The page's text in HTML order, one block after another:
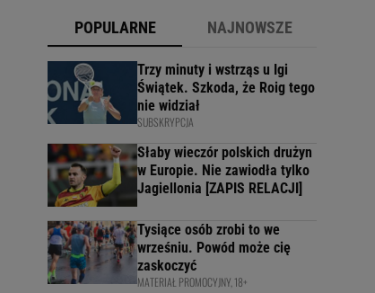
POPULARNE NAJNOWSZE
Trzy minuty i wstrząs u Igi
Świątek. Szkoda, że Roig tego
nie widział
SUBSKRYPCJA
Słaby wieczór polskich drużyn
w Europie. Nie zawiodła tylko
Jagiellonia [ZAPIS RELACJI]
Tysiące osób zrobi to we
wrześniu. Powód może cię
zaskoczyć
MATERIAŁ PROMOCYJNY, 18+